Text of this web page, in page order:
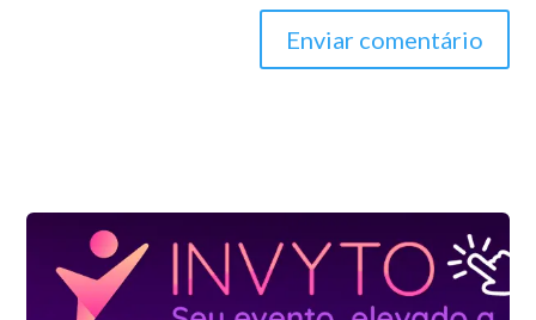
Enviar comentário